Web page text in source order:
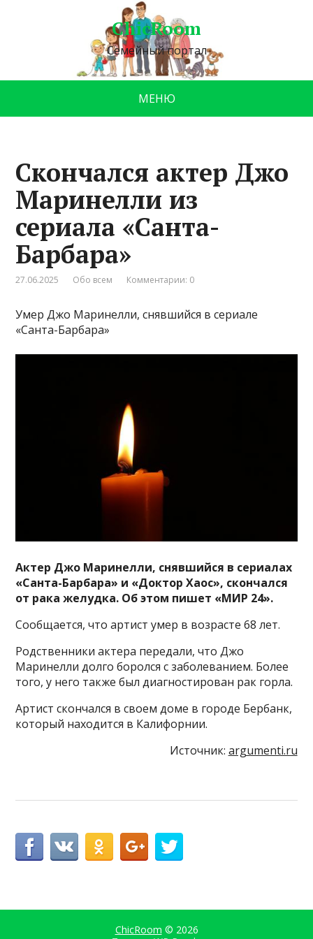
ChicRoom
Семейный портал
МЕНЮ
Скончался актер Джо
Маринелли из
сериала «Санта-
Барбара»
27.06.2025 Обо всем Комментарии: 0
Умер Джо Маринелли, снявшийся в сериале
«Санта-Барбара»
Актер Джо Маринелли, снявшийся в сериалах
«Санта-Барбара» и «Доктор Хаос», скончался
от рака желудка. Об этом пишет «МИР 24».
Сообщается, что артист умер в возрасте 68 лет.
Родственники актера передали, что Джо
Маринелли долго боролся с заболеванием. Более
того, у него также был диагностирован рак горла.
Артист скончался в своем доме в городе Бербанк,
который находится в Калифорнии.
Источник: argumenti.ru
ChicRoom © 2026